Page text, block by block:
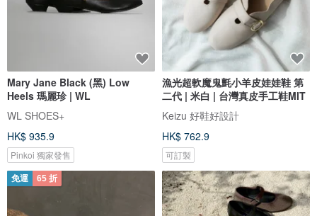
Mary Jane Black (黑) Low
Heels 瑪麗珍 | WL
WL SHOES+
HK$ 935.9
Pinkoi 獨家發售
漁光超軟魔鬼氈小羊皮娃娃鞋 第
二代 | 米白 | 台灣真皮手工鞋MIT
Keizu 好鞋好設計
HK$ 762.9
可訂製
免運 65 折